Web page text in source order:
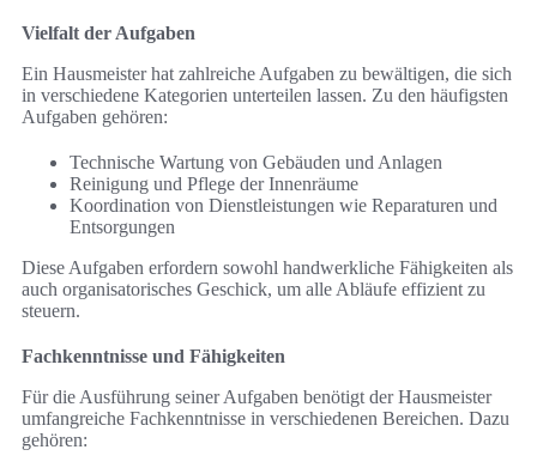
Vielfalt der Aufgaben
Ein Hausmeister hat zahlreiche Aufgaben zu bewältigen, die sich
in verschiedene Kategorien unterteilen lassen. Zu den häufigsten
Aufgaben gehören:
Technische Wartung von Gebäuden und Anlagen
Reinigung und Pflege der Innenräume
Koordination von Dienstleistungen wie Reparaturen und
Entsorgungen
Diese Aufgaben erfordern sowohl handwerkliche Fähigkeiten als
auch organisatorisches Geschick, um alle Abläufe effizient zu
steuern.
Fachkenntnisse und Fähigkeiten
Für die Ausführung seiner Aufgaben benötigt der Hausmeister
umfangreiche Fachkenntnisse in verschiedenen Bereichen. Dazu
gehören: